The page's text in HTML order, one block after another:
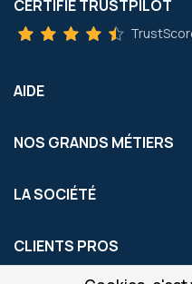
CERTIFIÉ TRUSTPILOT
AIDE
NOS GRANDS MÉTIERS
LA SOCIÉTÉ
CLIENTS PROS